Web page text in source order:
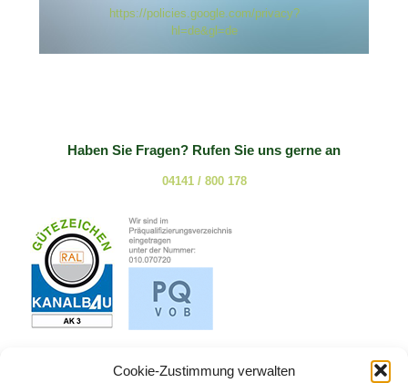
Cookie-Zustimmung verwalten
https://policies.google.com/privacy?
hl=de&gl=de
Haben Sie Fragen? Rufen Sie uns gerne an
04141 / 800 178